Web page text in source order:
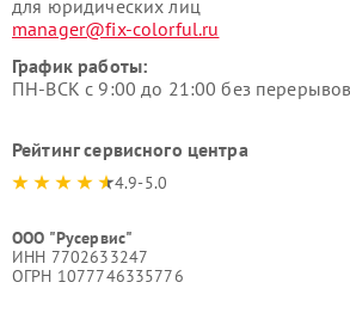
для юридических лиц
manager@fix-colorful.ru
График работы:
ПН-ВСК с 9:00 до 21:00 без
Рейтинг сервисного центра
4.9-5.0
ООО "Русервис"
ИНН 7702633247
ОГРН 1077746335776